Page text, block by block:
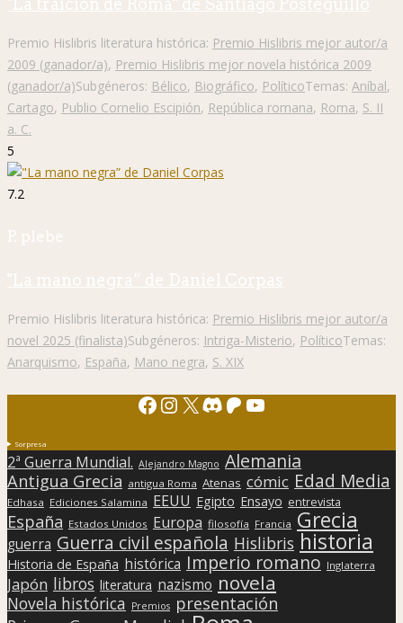
"La traición de Roma" de Santiago Posteguillo
Premio Hislibris literatura histórica: Premio Hislibris mejor autor/a
2009 (ganador/a), Premio Hislibris mejor novela histórica 2009
(ganador/a)Subgéneros: Bélico, Biográfico, PolíticoTemas: Aníbal,
Cartago, Publio Cornelio Escipión, República romana, Roma, S. II
a. C.
5
7.2
P. plebe
"La mano negra” de Daniel Corpas
Premio Hislibris literatura histórica: Premio Hislibris mejor autor/a
novel 2025 (finalista)Subgéneros: Intriga-Misterio, PolíticoTemas:
Anarquismo, España, Mano negra, S. XIX
Facebook
Instagram
X Discord
Patreon
YouTube
Sorpresa
2ª Guerra Mundial. Alejandro Magno Alemania
Antigua Grecia antigua Roma Atenas cómic Edad Media
Edhasa Ediciones Salamina EEUU Egipto Ensayo entrevista
España Estados Unidos Europa filosofía Francia Grecia
guerra Guerra civil española Hislibris historia
Historia de España histórica Imperio romano Inglaterra
Japón libros literatura nazismo novela
Novela histórica Premios presentación